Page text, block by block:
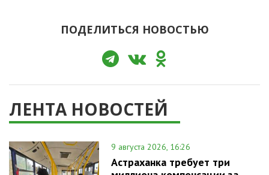
ПОДЕЛИТЬСЯ НОВОСТЬЮ
ЛЕНТА НОВОСТЕЙ
9 августа 2026, 16:26
Астраханка требует три